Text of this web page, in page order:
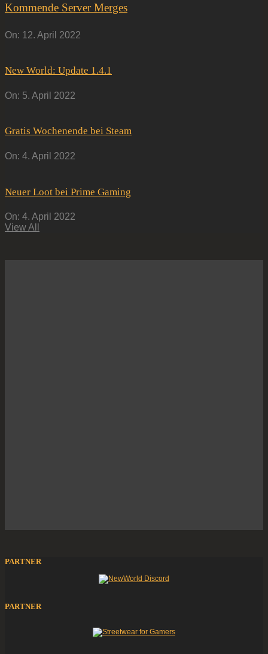
Kommende Server Merges
On: 12. April 2022
New World: Update 1.4.1
On: 5. April 2022
Gratis Wochenende bei Steam
On: 4. April 2022
Neuer Loot bei Prime Gaming
On: 4. April 2022
View All
PARTNER
PARTNER